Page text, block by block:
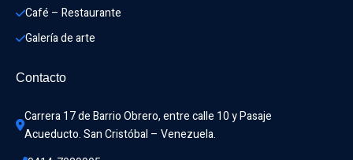
Café – Restaurante
Galería de arte
Contacto
Carrera 17 de Barrio Obrero, entre calle 10 y Pasaje
Acueducto. San Cristóbal – Venezuela.